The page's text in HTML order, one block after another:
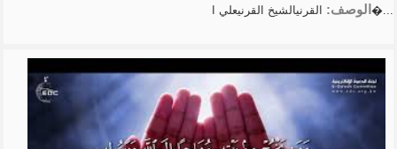
الوصف: القرنيالشيخ القرنيعلي ا�...